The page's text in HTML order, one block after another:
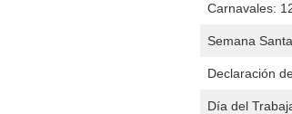
Carnavales:
Semana
Declaración
Día del